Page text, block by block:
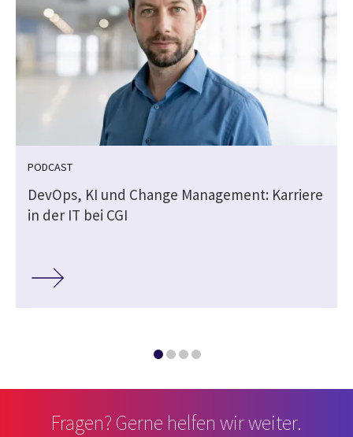
PODCAST
DevOps, KI und Change Management: Karriere
in der IT bei CGI
Fragen? Gerne helfen wir weiter.